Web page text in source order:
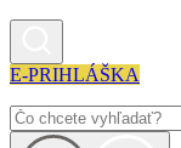
E-PRIHLÁŠKA